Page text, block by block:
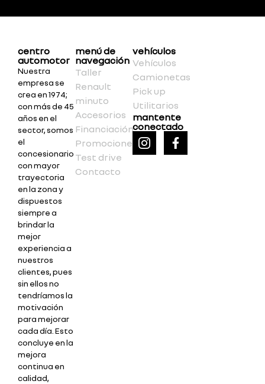
centro
automotor
Nuestra
empresa se
crea en 1974;
con más de 45
años en el
sector, somos
el
concesionario
con mayor
trayectoria
en la zona y
dispuestos
siempre a
brindar la
mejor
experiencia a
nuestros
clientes, pues
sin ellos no
tendríamos la
motivación
para mejorar
cada día. Esto
concluye en la
mejora
continua en
calidad,
menú de
navegación
Taller
Renault
minuto
Accesorios
Financiación
Promociones
Test drive
Contacto
vehículos
Vehículos
Camionetas
Pick up
Utilitarios
mantente
conectado